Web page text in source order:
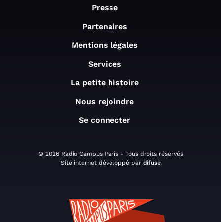
Presse
Partenaires
Mentions légales
Services
La petite histoire
Nous rejoindre
Se connecter
© 2026 Radio Campus Paris - Tous droits réservés
Site internet développé par difuse